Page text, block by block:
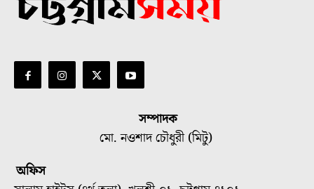
সম্পাদক
মো. নওশাদ চৌধুরী (মিটু)
অফিস